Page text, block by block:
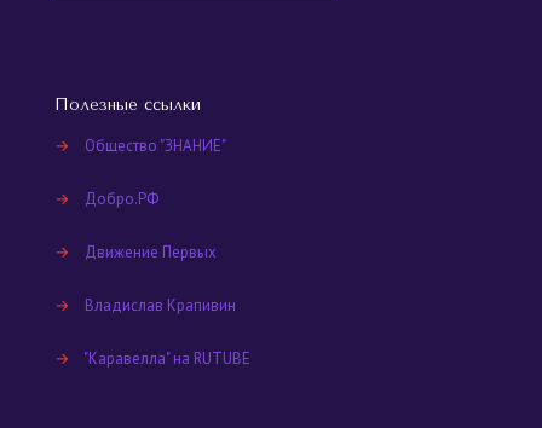
Полезные ссылки
→ Общество "ЗНАНИЕ"
→ Добро.РФ
→ Движение Первых
→ Владислав Крапивин
→ "Каравелла" на RUTUBE